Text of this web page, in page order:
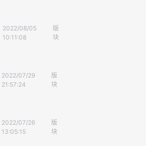
闫闫闫
2022/08/05
10:11:08
版
块
赫塔穆勒
2022/07/29
21:57:24
版
块
koalalee
2022/07/26
13:05:15
版
块